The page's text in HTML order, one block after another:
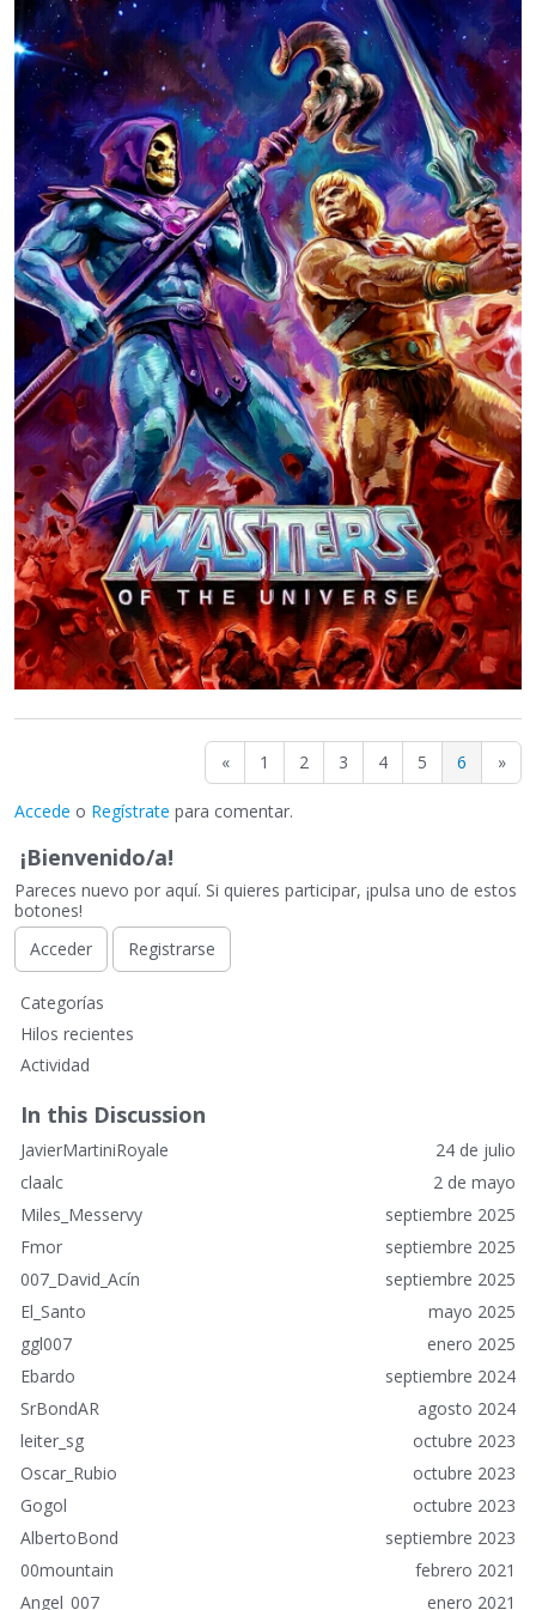
« 1 2 3 4 5 6 »
Accede o Regístrate para comentar.
¡Bienvenido/a!
Pareces nuevo por aquí. Si quieres participar, ¡pulsa uno de estos
botones!
Acceder
Registrarse
E
n
a
c
e
s
r
á
p
d
o
s
Categorías
Hilos recientes
Actividad
In this Discussion
24 de julio
JavierMartiniRoyale
2 de mayo
claalc
septiembre 2025
Miles_Messervy
septiembre 2025
Fmor
septiembre 2025
007_David_Acín
mayo 2025
El_Santo
enero 2025
ggl007
septiembre 2024
Ebardo
agosto 2024
SrBondAR
octubre 2023
leiter_sg
octubre 2023
Oscar_Rubio
octubre 2023
Gogol
septiembre 2023
AlbertoBond
febrero 2021
00mountain
enero 2021
Angel_007